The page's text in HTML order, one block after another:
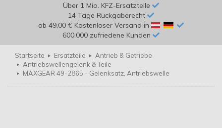
Über 1 Mio. KFZ-Ersatzteile
14 Tage Rückgaberecht
ab 49,00 € Kostenloser Versand in
600.000 zufriedene Kunden
Startseite Ersatzteile
Antrieb & Getriebe
Antriebswellengelenk & Teile
MAXGEAR 49-2865 - Gelenksatz, Antriebswelle